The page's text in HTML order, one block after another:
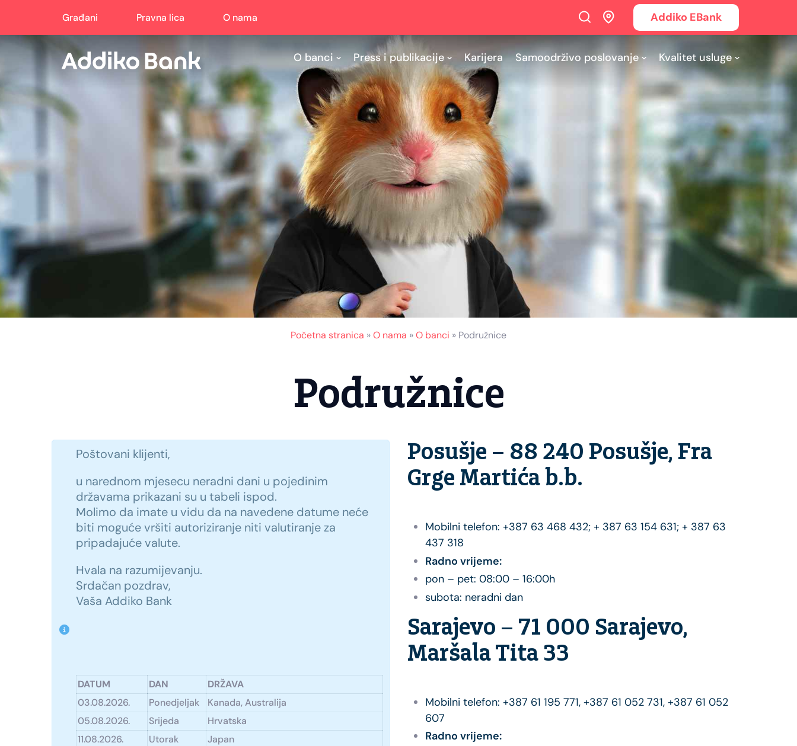
Građani Pravna lica O nama Addiko EBank
O banci Press i publikacije Karijera Samoodrživo poslovanje Kvalitet usluge
Početna stranica »O nama »O banci » Podružnice
Podružnice
Poštovani klijenti,
u narednom mjesecu neradni dani u pojedinim
državama prikazani su u tabeli ispod.
Molimo da imate u vidu da na navedene datume neće
biti moguće vršiti autoriziranje niti valutiranje za
pripadajuće valute.
Hvala na razumijevanju.
Srdačan pozdrav,
Vaša Addiko Bank
DATUM DAN
DRŽAVA
03.08.2026.
Ponedjeljak
Kanada, Australija
05.08.2026.
Srijeda
Hrvatska
11.08.2026.
Utorak
Japan
Posušje – 88 240 Posušje, Fra
Grge Martića b.b.
Mobilni telefon: +387 63 468 432; + 387 63 154 631; + 387 63
437 318
Radno vrijeme:
pon – pet: 08:00 – 16:00h
subota: neradni dan
Sarajevo – 71 000 Sarajevo,
Maršala Tita 33
Mobilni telefon: +387 61 195 771, +387 61 052 731, +387 61 052
607
Radno vrijeme: